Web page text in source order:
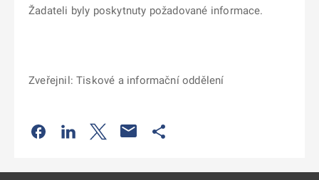
Žadateli byly poskytnuty požadované informace.
Zveřejnil: Tiskové a informační oddělení
Odkaz se otevře na nové kartě
Odkaz se otevře na nové kartě
Odkaz se otevře na nové kartě